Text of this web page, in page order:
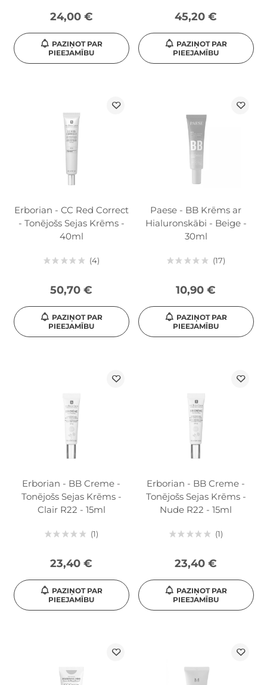
24,00 €
PAZIŅOT PAR
PIEEJAMĪBU
45,20 €
PAZIŅOT PAR
PIEEJAMĪBU
Erborian - CC Red Correct
- Tonējošs Sejas Krēms -
40ml
4
50,70 €
PAZIŅOT PAR
PIEEJAMĪBU
Paese - BB Krēms ar
Hialuronskābi - Beige -
30ml
17
10,90 €
PAZIŅOT PAR
PIEEJAMĪBU
Erborian - BB Creme -
Tonējošs Sejas Krēms -
Clair R22 - 15ml
1
23,40 €
PAZIŅOT PAR
PIEEJAMĪBU
Erborian - BB Creme -
Tonējošs Sejas Krēms -
Nude R22 - 15ml
1
23,40 €
PAZIŅOT PAR
PIEEJAMĪBU